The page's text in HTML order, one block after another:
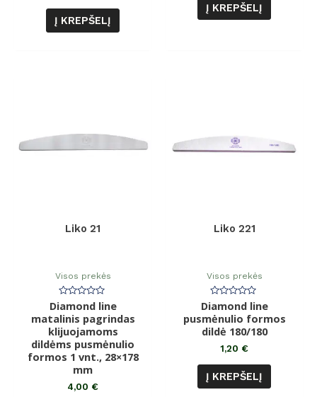
Į KREPŠELĮ
Į KREPŠELĮ
Liko 21
Visos prekės
Įvertinimas:
0
iš
5
Diamond line
matalinis pagrindas
klijuojamoms
dildėms pusmėnulio
formos 1 vnt., 28×178
mm
4,00 €
Liko 221
Visos prekės
Įvertinimas:
0
iš
5
Diamond line
pusmėnulio formos
dildė 180/180
1,20 €
Į KREPŠELĮ